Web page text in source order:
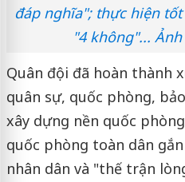
đáp nghĩa"; thực hiện
"4 không"...
Quân đội đã hoàn thành
quân sự, quốc phòng,
xây dựng nền quốc
quốc phòng toàn dân
nhân dân và "thế trận